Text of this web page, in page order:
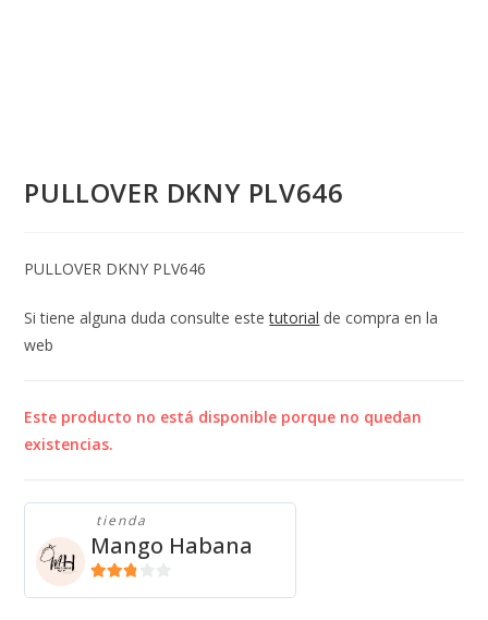
PULLOVER DKNY PLV646
PULLOVER DKNY PLV646
Si tiene alguna duda consulte estetutorial de compra en la
web
Este producto no está disponible porque no quedan
existencias.
tienda
Mango Habana